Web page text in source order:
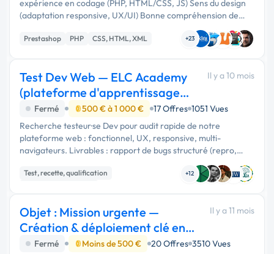
expérience en codage (PHP, HTML/CSS, JS) Sens du design
(adaptation responsive, UX/UI) Bonne compréhension de
l’environnement e-commerce 📌 Missions : Corrections de
bugs mineurs …
Prestashop PHP CSS, HTML, XML +23
Test Dev Web — ELC Academy
(plateforme d'apprentissage
d’anglais)
Il y a 10 mois
Fermé 500 € à 1 000 € 17 Offres 1051 Vues
Recherche testeur·se Dev pour audit rapide de notre
plateforme web : fonctionnel, UX, responsive, multi-
navigateurs. Livrables : rapport de bugs structuré (repro,
gravité, captures) + priorisation des quick wins. Accès staging
et comptes fournis. …
Test, recette, qualification
+12
Objet : Mission urgente —
Création & déploiement clé en
main de Cocci
Il y a 11 mois
Fermé Moins de 500 € 20 Offres 3510 Vues